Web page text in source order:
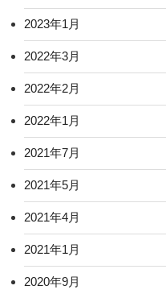
2023年1月
2022年3月
2022年2月
2022年1月
2021年7月
2021年5月
2021年4月
2021年1月
2020年9月